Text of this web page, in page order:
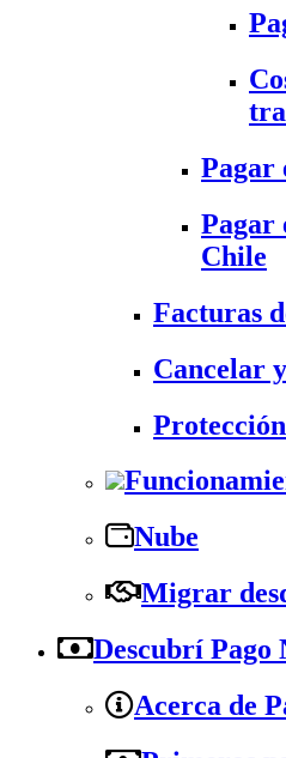
Pagar
Pagar
Chile
Facturas
Cancelar
Nube
Migrar
Descubrí Pago
Acerca de